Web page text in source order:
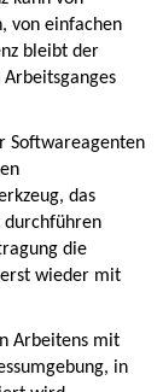
von einfachen
bleibt der
Softwareagenten
das
durchführen
die
wieder mit
Arbeitens mit
in